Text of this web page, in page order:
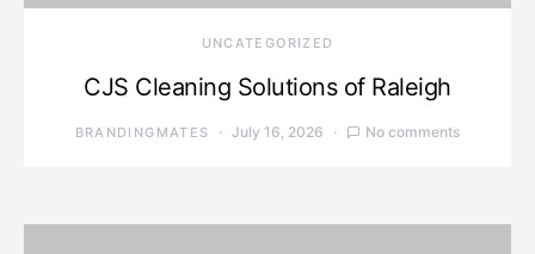
UNCATEGORIZED
CJS Cleaning Solutions of Raleigh
BRANDINGMATES July 16, 2026 No comments